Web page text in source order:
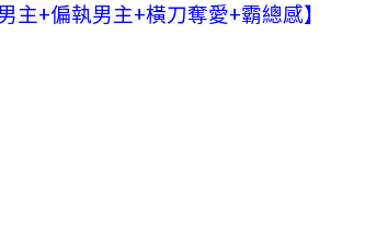
主+偏執男主+橫刀奪愛+霸總感】